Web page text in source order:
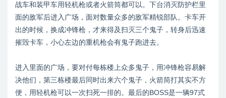
战车和装甲车用轻机枪或者火箭筒都可以。下台消灭防护栏里
面的敌军后进入广场，面对数量众多的敌军精锐部队。卡车开
出的时候，换成冲锋枪，才来得及扫灭三个鬼子，转身后迅速
摧毁卡车，小心左边的重机枪会有鬼子跑进去。
进入里面的广场，要对付每栋楼上众多鬼子，用冲锋枪容易解
决他们，第三栋楼最后同时出来六个鬼子，火箭筒打其实不方
便，用轻机枪可以一次扫死一排的。最后的BOSS是一辆97式